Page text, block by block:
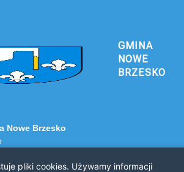
GMINA
NOWE
BRZESKO
Nowe Brzesko
pliki cookies. Używamy informacji